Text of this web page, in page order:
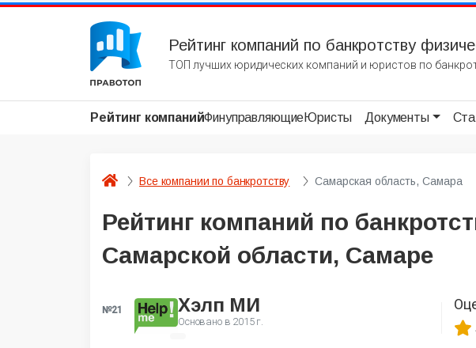
Рейтинг компаний по банкротству
ТОП лучших юридических компаний и юристов по
Рейтинг компанийФинуправляющиеЮристы Документы
Все компании по банкротству Самарская область, Самара
Рейтинг компаний по
Самарской области, Самаре
№21 Хэлп МИ
Основано в 2015 г.